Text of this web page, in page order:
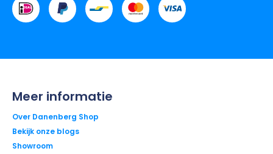
Meer informatie
Over Danenberg Shop
Bekijk onze blogs
Showroom